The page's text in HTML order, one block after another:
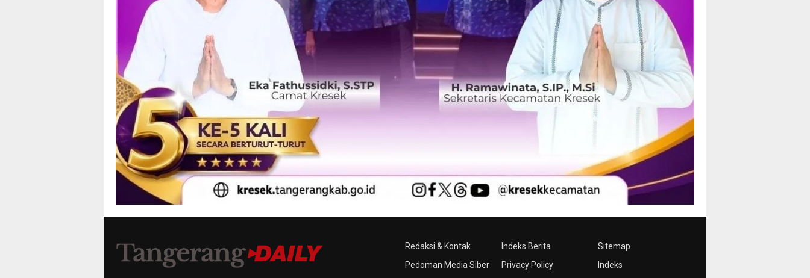
Redaksi & Kontak
Pedoman Media Siber
Indeks Berita
Privacy Policy
Sitemap
Indeks